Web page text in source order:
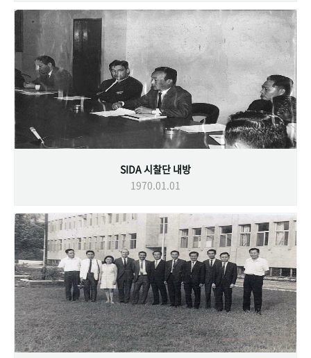
SIDA 시찰단 내방
1970.01.01